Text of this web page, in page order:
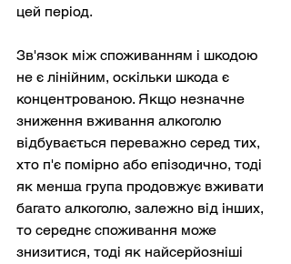
цей період.
Зв'язок між споживанням і шкодою
не є лінійним, оскільки шкода є
концентрованою. Якщо незначне
зниження вживання алкоголю
відбувається переважно серед тих,
хто п'є помірно або епізодично, тоді
як менша група продовжує вживати
багато алкоголю, залежно від інших,
то середнє споживання може
знизитися, тоді як найсерйозніші